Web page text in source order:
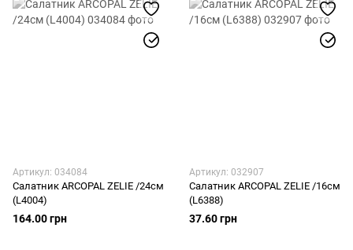
Артикул: 034084
Салатник ARCOPAL ZELIE /24см
(L4004)
164.00 грн
Артикул: 032907
Салатник ARCOPAL ZELIE /16см
(L6388)
37.60 грн